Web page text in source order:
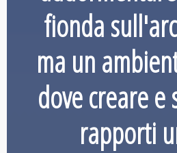
fionda
ma un
dove creare e
rapporti